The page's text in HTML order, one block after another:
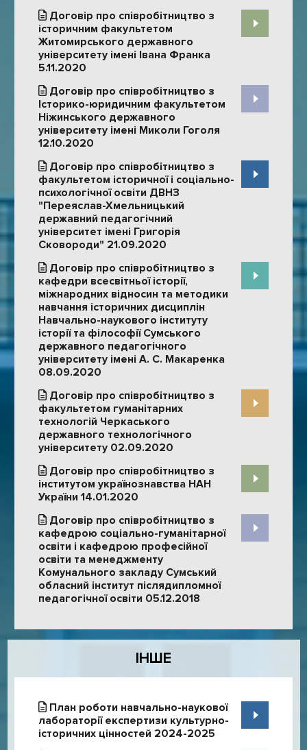
Договір про співробітництво з
історичним факультетом
Житомирського державного
університету імені Івана Франка
5.11.2020
Договір про співробітництво з
Історико-юридичним факультетом
Ніжинського державного
університету імені Миколи Гоголя
12.10.2020
Договір про співробітництво з
факультетом історичної і соціально-
психологічної освіти ДВНЗ
"Переяслав-Хмельницький
державний педагогічний
університет імені Григорія
Сковороди" 21.09.2020
Договір про співробітництво з
кафедри всесвітньої історії,
міжнародних відносин та методики
навчання історичних дисциплін
Навчально-наукового інституту
історії та філософії Сумського
державного педагогічного
університету імені А. С. Макаренка
08.09.2020
Договір про співробітництво з
факультетом гуманітарних
технологій Черкаського
державного технологічного
університету 02.09.2020
Договір про співробітництво з
інститутом українознавства НАН
України 14.01.2020
Договір про співробітництво з
кафедрою соціально-гуманітарної
освіти і кафедрою професійної
освіти та менеджменту
Комунального закладу Сумський
обласний інститут післядипломної
педагогічної освіти 05.12.2018
ІНШЕ
План роботи навчально-наукової
лабораторії експертизи культурно-
історичних цінностей 2024-2025